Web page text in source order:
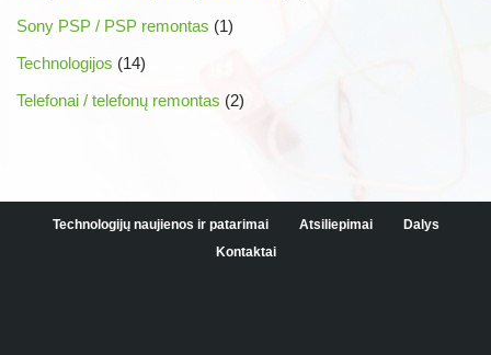
Sony PSP / PSP remontas (1)
Technologijos (14)
Telefonai / telefonų remontas (2)
Technologijų naujienos ir patarimai Atsiliepimai
Dalys
Kontaktai